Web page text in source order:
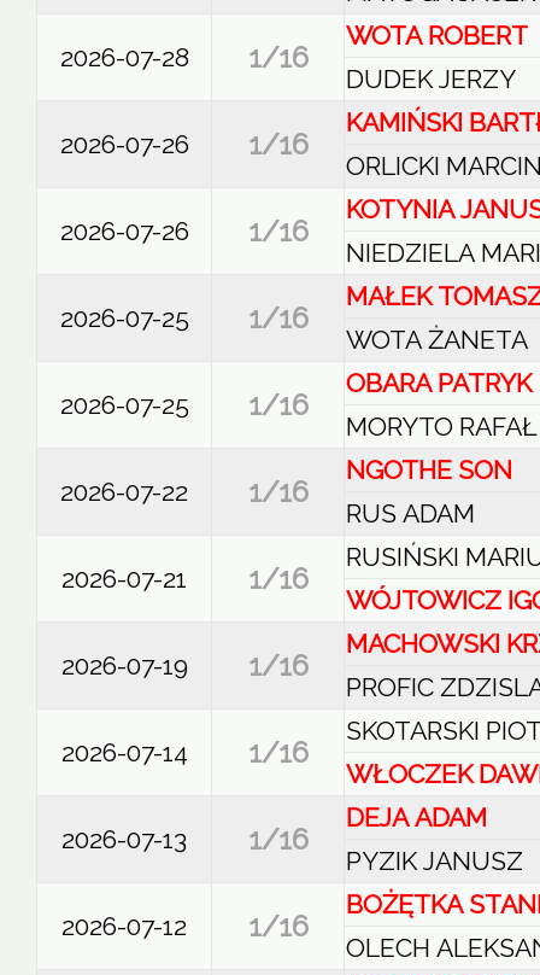
2026-07-28 1/16
WOTA ROBERT
DUDEK JERZY
2026-07-26 1/16
KAMIŃSKI
ORLICKI
2026-07-26 1/16
KOTYNIA
NIEDZIELA
2026-07-25 1/16
MAŁEK
WOTA ŻANETA
2026-07-25 1/16
OBARA PATRYK
MORYTO RAFAŁ
2026-07-22 1/16
NGOTHE SON
RUS ADAM
2026-07-21 1/16
RUSIŃSKI
WÓJTOWICZ
2026-07-19 1/16
MACHOWSKI
PROFIC
2026-07-14 1/16
SKOTARSKI
WŁOCZEK
2026-07-13 1/16
DEJA ADAM
PYZIK JANUSZ
2026-07-12 1/16
BOŻĘTKA
OLECH